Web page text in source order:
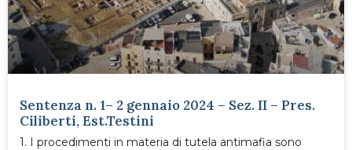
Sentenza n. 1– 2 gennaio 2024 – Sez. II – Pres.
Ciliberti, Est.Testini
1. I procedimenti in materia di tutela antimafia sono